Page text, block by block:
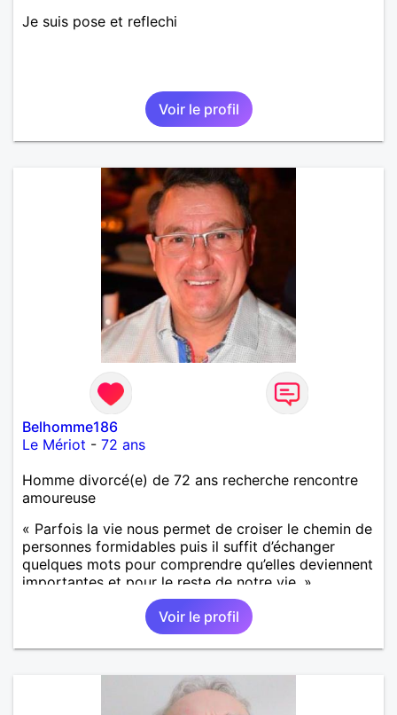
Je suis pose et reflechi
Voir le profil
Belhomme186
Le Mériot - 72 ans
Homme divorcé(e) de 72 ans recherche rencontre
amoureuse
« Parfois la vie nous permet de croiser le chemin de
personnes formidables puis il suffit d’échanger
quelques mots pour comprendre qu’elles deviennent
importantes et pour le reste de notre vie. »
Voir le profil